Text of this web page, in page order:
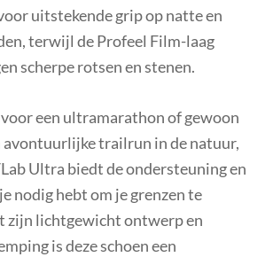
uitstekende grip op natte en
terwijl de Profeel Film-laag
scherpe rotsen en stenen.
een ultramarathon of gewoon
avontuurlijke trailrun in de natuur,
Ultra biedt de ondersteuning en
nodig hebt om je grenzen te
zijn lichtgewicht ontwerp en
is deze schoen een